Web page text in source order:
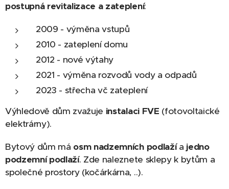
postupná revitalizace a zateplení:
2009 - výměna vstupů
2010 - zateplení domu
2012 - nové výtahy
2021 - výměna rozvodů vody a odpadů
2023 - střecha vč zateplení
Výhledově dům zvažuje instalaci FVE (fotovoltaické
elektrárny).
Bytový dům má osm nadzemních podlažíajedno
podzemní podlaží. Zde naleznete sklepy k bytům a
společné prostory (kočárkárna, ..).